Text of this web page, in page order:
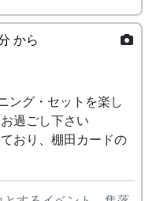
曲を披露・演奏
、その中でも、
す。
”が、私達の命を
「里山のよきイ
キャンディーズ
BAND
って
静かに
は…
1999 2001
⽥の
1999 2002
るさ
1999 2000
から
ング・セットを楽し
過ごし下さい
おり、棚田カードの